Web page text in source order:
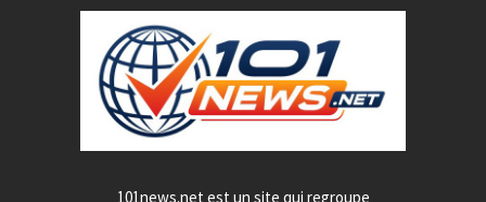
101news.net est un site qui regroupe